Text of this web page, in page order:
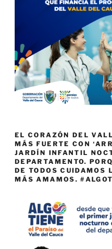
EL CORAZÓN DEL
MÁS FUERTE CON
JARDÍN INFANTIL
DEPARTAMENTO.
DE TODOS CUIDAMOS
MÁS AMAMOS.